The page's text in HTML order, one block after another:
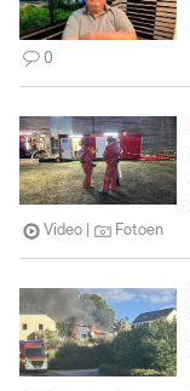
0
Video Fotoen